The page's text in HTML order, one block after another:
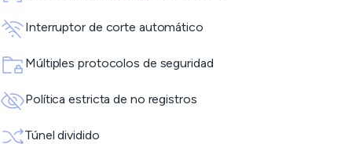
Interruptor de corte automático
Múltiples protocolos de seguridad
Política estricta de no registros
Túnel dividido